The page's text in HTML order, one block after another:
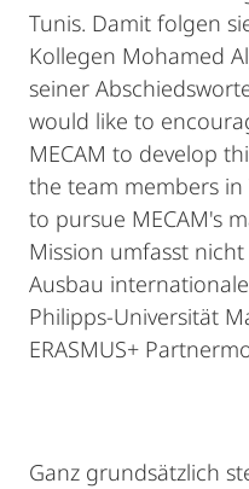
Tunis. Damit folgen
Kollegen Mohamed
seiner
would like to
MECAM to develop
the team members
to pursue MECAM's
Mission umfasst
Ausbau
Philipps-Universität
ERASMUS+
Ganz grundsätzlich